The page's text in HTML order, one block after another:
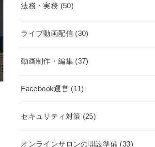
法務・実務 (50)
ライブ動画配信 (30)
動画制作・編集 (37)
Facebook運営 (11)
セキュリティ対策 (25)
オンラインサロンの開設準備 (33)